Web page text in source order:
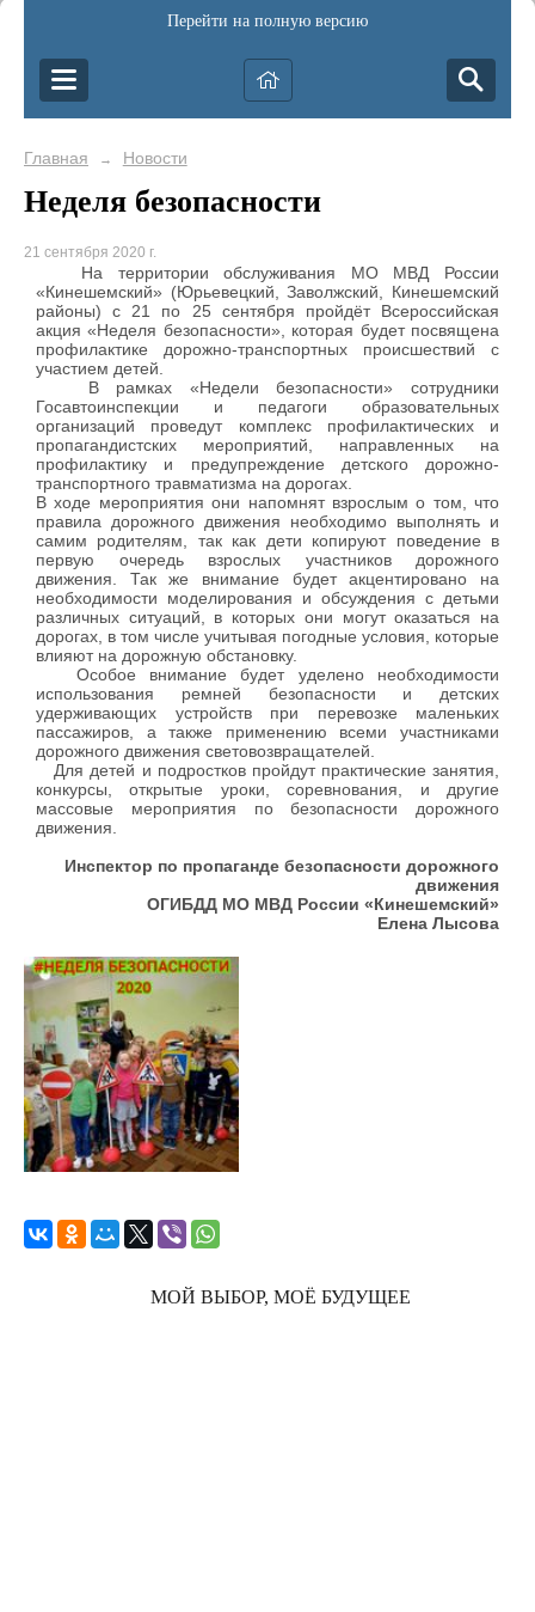
Перейти на полную версию
Главная → Новости
Неделя безопасности
21 сентября 2020 г.
На территории обслуживания МО МВД России
«Кинешемский» (Юрьевецкий, Заволжский, Кинешемский
районы) с 21 по 25 сентября пройдёт Всероссийская
акция «Неделя безопасности», которая будет посвящена
профилактике дорожно-транспортных происшествий с
участием детей.
В рамках «Недели безопасности» сотрудники
Госавтоинспекции и педагоги образовательных
организаций проведут комплекс профилактических и
пропагандистских мероприятий, направленных на
профилактику и предупреждение детского дорожно-
транспортного травматизма на дорогах.
В ходе мероприятия они напомнят взрослым о том, что
правила дорожного движения необходимо выполнять и
самим родителям, так как дети копируют поведение в
первую очередь взрослых участников дорожного
движения. Так же внимание будет акцентировано на
необходимости моделирования и обсуждения с детьми
различных ситуаций, в которых они могут оказаться на
дорогах, в том числе учитывая погодные условия, которые
влияют на дорожную обстановку.
Особое внимание будет уделено необходимости
использования ремней безопасности и детских
удерживающих устройств при перевозке маленьких
пассажиров, а также применению всеми участниками
дорожного движения световозвращателей.
Для детей и подростков пройдут практические занятия,
конкурсы, открытые уроки, соревнования, и другие
массовые мероприятия по безопасности дорожного
движения.
Инспектор по пропаганде безопасности дорожного
движения
ОГИБДД МО МВД России «Кинешемский»
Елена Лысова
МОЙ ВЫБОР, МОЁ БУДУЩЕЕ